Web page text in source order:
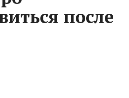
после